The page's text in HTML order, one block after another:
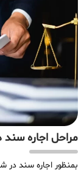
مراحل اجاره سند
بمنظور اجاره سند در